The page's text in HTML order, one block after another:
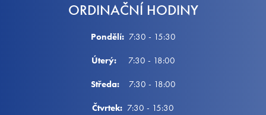
ORDINAČNÍ HODINY
Pondělí: 7:30 - 15:30
Úterý: 7:30 - 18:00
Středa:7:30 - 18:00
Čtvrtek: 7:30 - 15:30